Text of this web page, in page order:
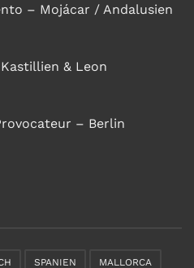
– Mojácar / Andalusien
& Leon
– Berlin
SPANIEN MALLORCA